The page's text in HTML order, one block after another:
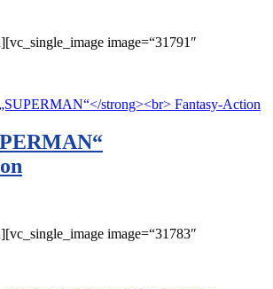
image=“31791″
image=“31783″